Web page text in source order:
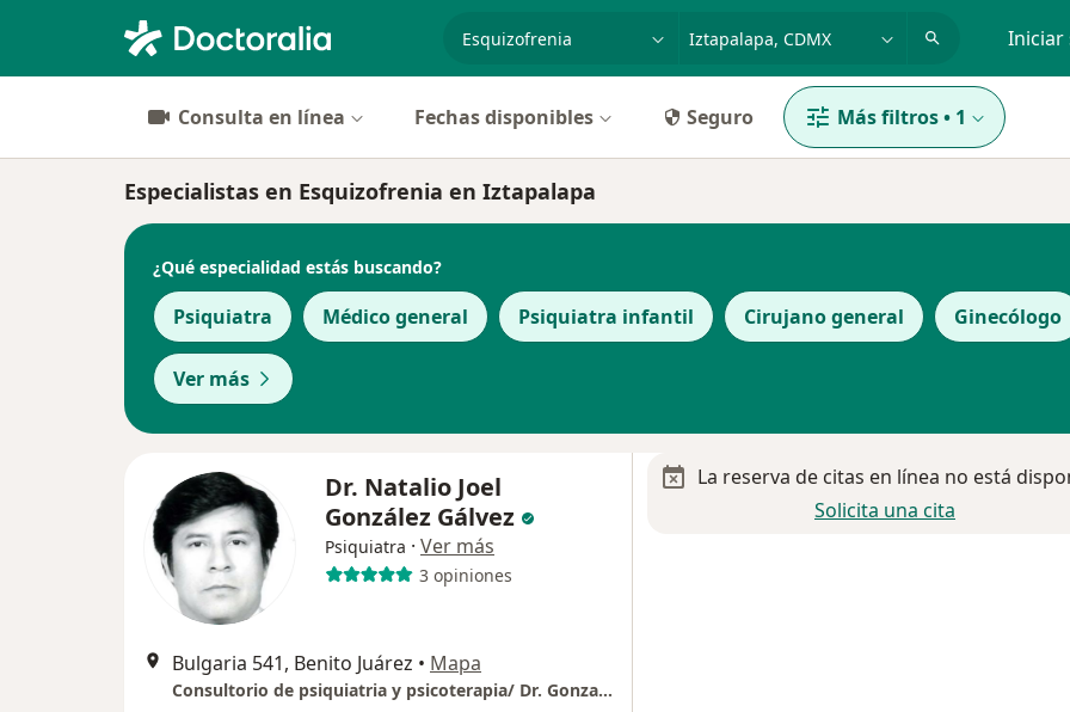
Iniciar
Consulta en línea Fechas disponibles Seguro Más filtros• 1
Especialistas en Esquizofrenia en Iztapalapa
¿Qué especialidad estás buscando?
Psiquiatra Médico general Psiquiatra infantil Cirujano general Ginecólogo
Ver más
Dr. Natalio Joel
González Gálvez
Psiquiatra · Ver más
3 opiniones
Bulgaria 541, Benito Juárez • Mapa
Consultorio de psiquiatria y psicoterapia/ Dr. Gonzalez Galvez
La reserva de citas en línea no está
Solicita una cita